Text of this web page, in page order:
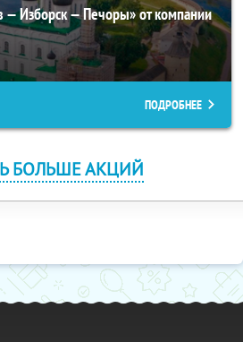
— Изборск — Печоры» от компании
ПОДРОБНЕЕ
БОЛЬШЕ АКЦИЙ